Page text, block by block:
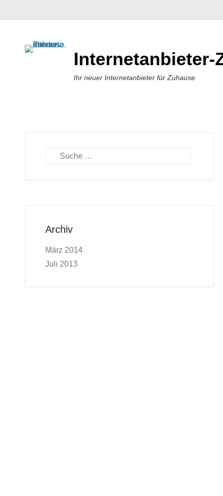
Internetanbieter-
Ihr neuer Internetanbieter für Zuhause
Suchen
Archiv
März 2014
Juli 2013